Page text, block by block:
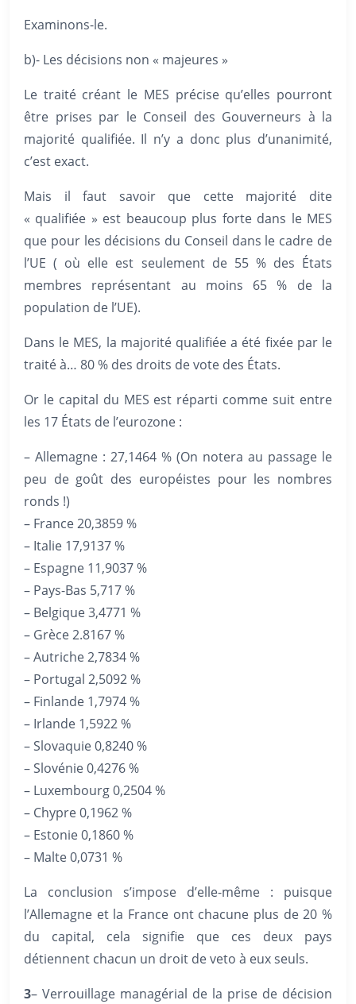
Examinons-le.
b)- Les décisions non « majeures »
Le traité créant le MES précise qu’elles pourront
être prises par le Conseil des Gouverneurs à la
majorité qualifiée. Il n’y a donc plus d’unanimité,
c’est exact.
Mais il faut savoir que cette majorité dite
« qualifiée » est beaucoup plus forte dans le MES
que pour les décisions du Conseil dans le cadre de
l’UE ( où elle est seulement de 55 % des États
membres représentant au moins 65 % de la
population de l’UE).
Dans le MES, la majorité qualifiée a été fixée par le
traité à… 80 % des droits de vote des États.
Or le capital du MES est réparti comme suit entre
les 17 États de l’eurozone :
– Allemagne : 27,1464 % (On notera au passage le
peu de goût des européistes pour les nombres
ronds !)
– France 20,3859 %
– Italie 17,9137 %
– Espagne 11,9037 %
– Pays-Bas 5,717 %
– Belgique 3,4771 %
– Grèce 2.8167 %
– Autriche 2,7834 %
– Portugal 2,5092 %
– Finlande 1,7974 %
– Irlande 1,5922 %
– Slovaquie 0,8240 %
– Slovénie 0,4276 %
– Luxembourg 0,2504 %
– Chypre 0,1962 %
– Estonie 0,1860 %
– Malte 0,0731 %
La conclusion s’impose d’elle-même : puisque
l’Allemagne et la France ont chacune plus de 20 %
du capital, cela signifie que ces deux pays
détiennent chacun un droit de veto à eux seuls.
3– Verrouillage managérial de la prise de décision